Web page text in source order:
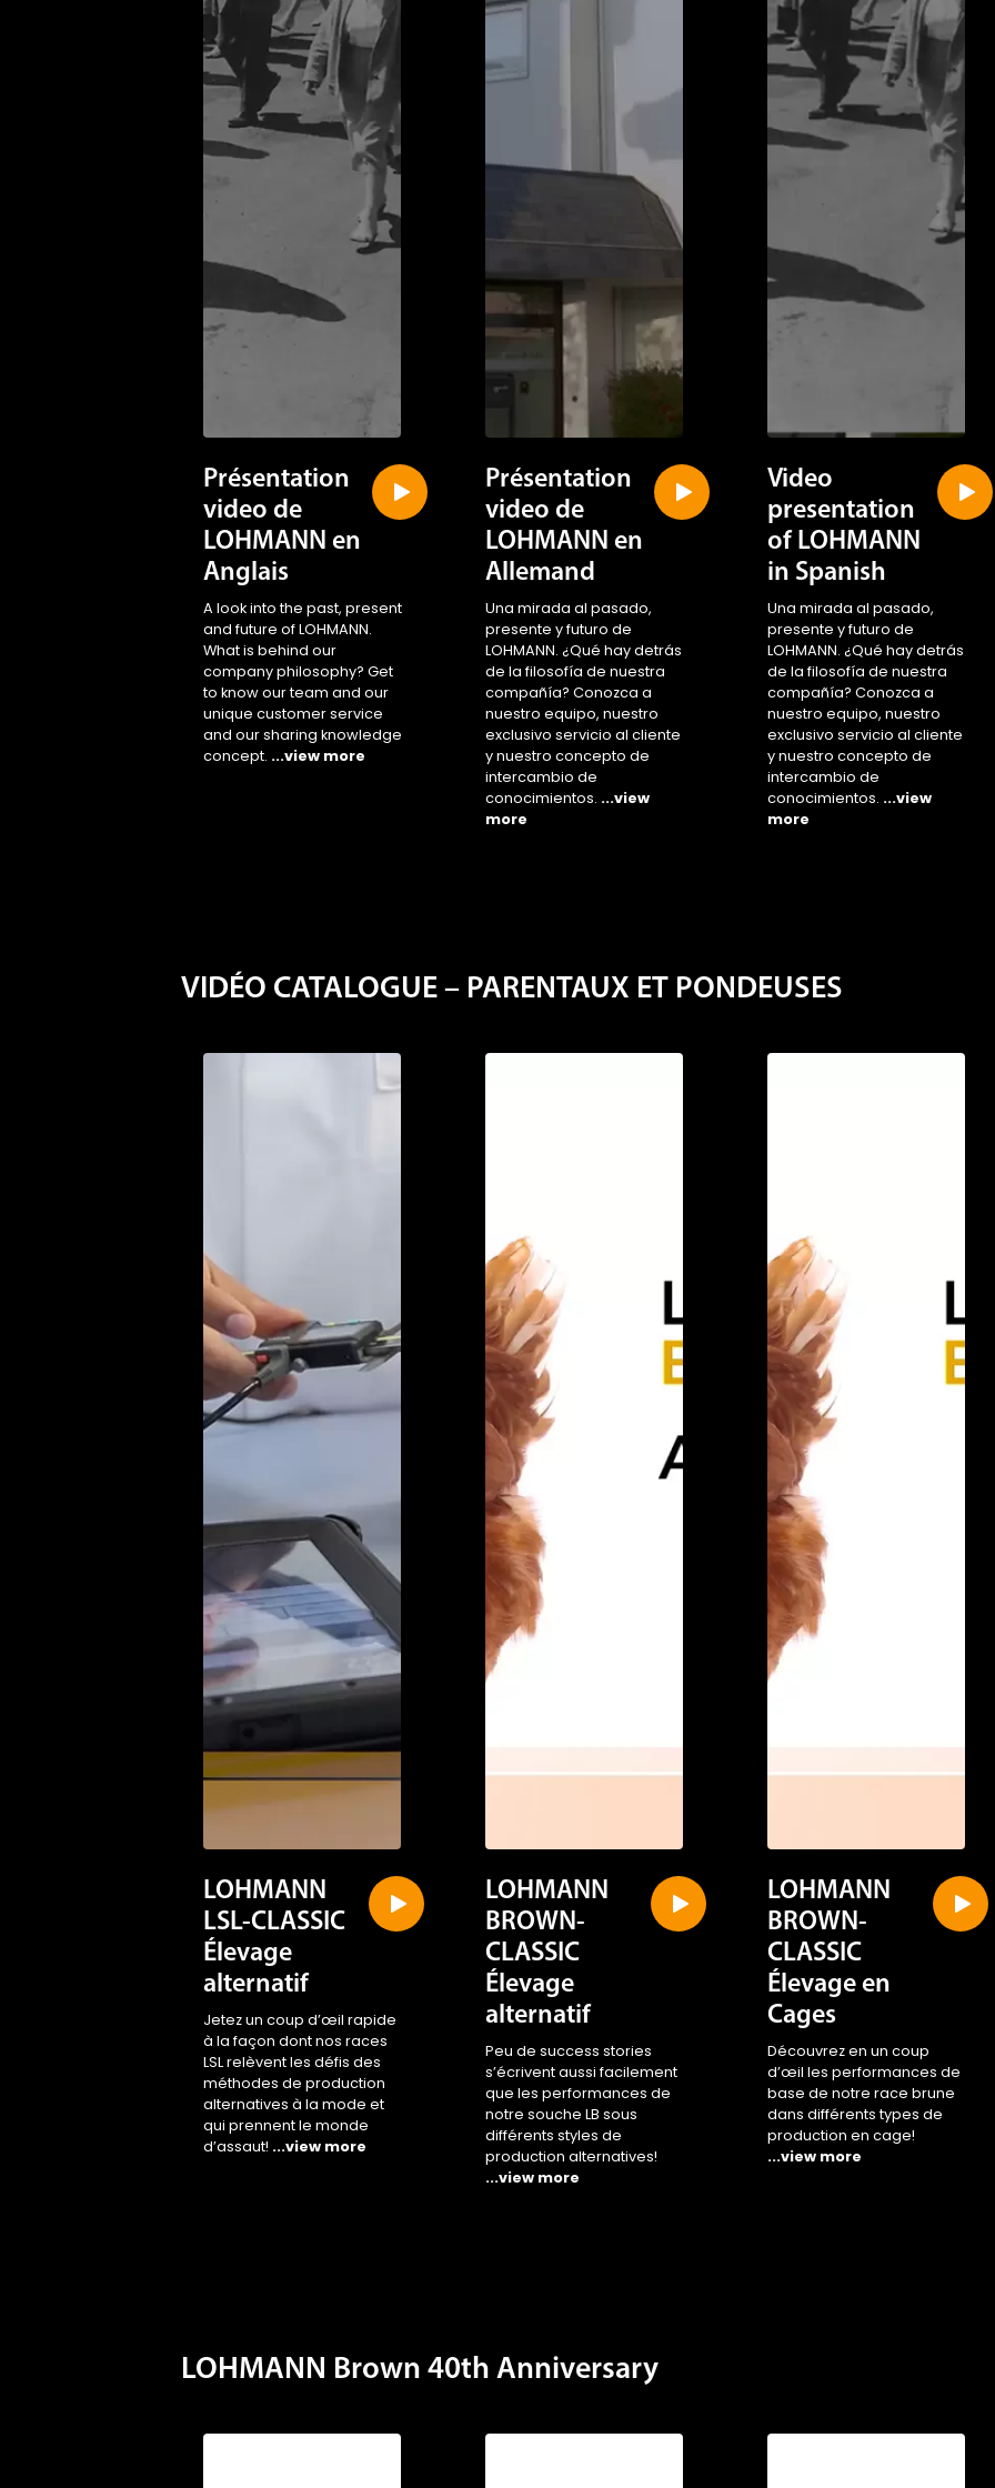
Présentation
video de
LOHMANN en
Anglais
A look into the past, present
and future of LOHMANN.
What is behind our
company philosophy? Get
to know our team and our
unique customer service
and our sharing knowledge
concept. ...view more
Présentation
video de
LOHMANN en
Allemand
Una mirada al pasado,
presente y futuro de
LOHMANN. ¿Qué hay detrás
de la filosofía de nuestra
compañía? Conozca a
nuestro equipo, nuestro
exclusivo servicio al cliente
y nuestro concepto de
intercambio de
conocimientos. ...view
more
Video
presentation
of LOHMANN
in Spanish
Una mirada al pasado,
presente y futuro de
LOHMANN. ¿Qué hay detrás
de la filosofía de nuestra
compañía? Conozca a
nuestro equipo, nuestro
exclusivo servicio al cliente
y nuestro concepto de
intercambio de
conocimientos. ...view
more
VIDÉO CATALOGUE – PARENTAUX ET PONDEUSES
LOHMANN
LSL-CLASSIC
Élevage
alternatif
Jetez un coup d’œil rapide
à la façon dont nos races
LSL relèvent les défis des
méthodes de production
alternatives à la mode et
qui prennent le monde
d’assaut! ...view more
LOHMANN
BROWN-
CLASSIC
Élevage
alternatif
Peu de success stories
s’écrivent aussi facilement
que les performances de
notre souche LB sous
différents styles de
production alternatives!
...view more
LOHMANN
BROWN-
CLASSIC
Élevage en
Cages
Découvrez en un coup
d’œil les performances de
base de notre race brune
dans différents types de
production en cage!
...view more
LOHMANN Brown 40th Anniversary